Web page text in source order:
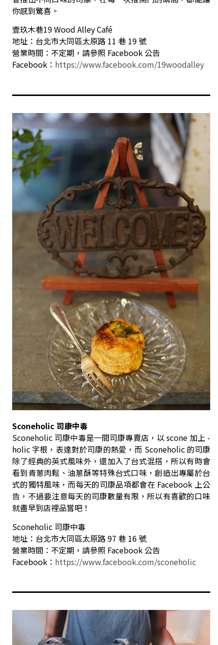
你感到驚喜。
壹玖木巷19 Wood Alley Café
地址：台北市大同區太原路 11 巷 19 號
營業時間：不定期，請參照 Facebook 公告
Facebook： https://www.facebook.com/19woodalley
Sconeholic 司康中毒
Sconeholic 司康中毒是一間司康專賣店，以 scone 加上 -
holic 字根，表達對於司康的熱愛，而 Sconeholic 的司康
除了經典的英式風味外，還加入了台式混搭，所以有時會
看到青蔥肉鬆、油蔥酥等特殊台式口味，創造出專屬於台
式的獨特風味，而每天的司康品項都會在 Facebook 上公
告，不過要注意每天的司康數量有限，所以有喜歡的口味
就盡早到店裡品嘗吧！
Sconeholic 司康中毒
地址：台北市大同區太原路 97 巷 16 號
營業時間：不定期，請參照 Facebook 公告
Facebook： https://www.facebook.com/sconeholic